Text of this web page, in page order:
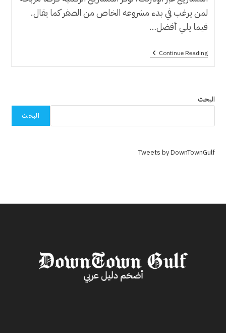
لمن يرغب في بدء مشروعه الخاص من الصفر كما يقال.
فيما يلي أفضل…
Continue Reading
10
أفكار
2025
البحث
البحث
Tweets by DownTownGulf